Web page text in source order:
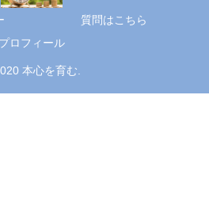
質問はこちら
プロフィール
本心を育む.